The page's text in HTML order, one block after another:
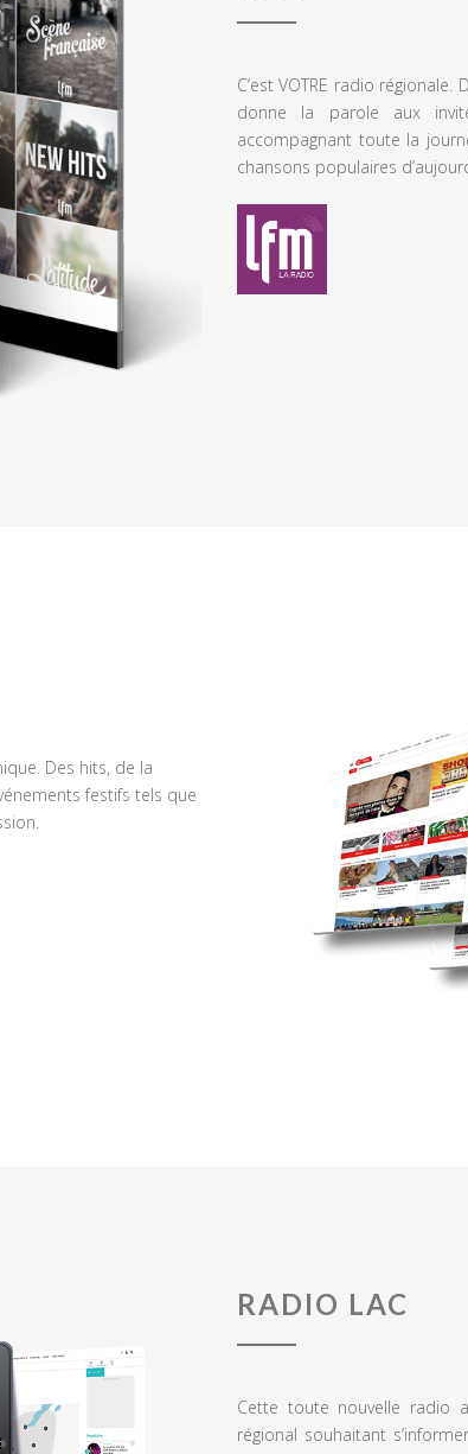
C’est VOTRE radio
donne la parole aux
accompagnant toute la
chansons populaires
Des hits, de la
festifs tels que
RADIO LAC
Cette toute nouvelle radio
régional souhaitant